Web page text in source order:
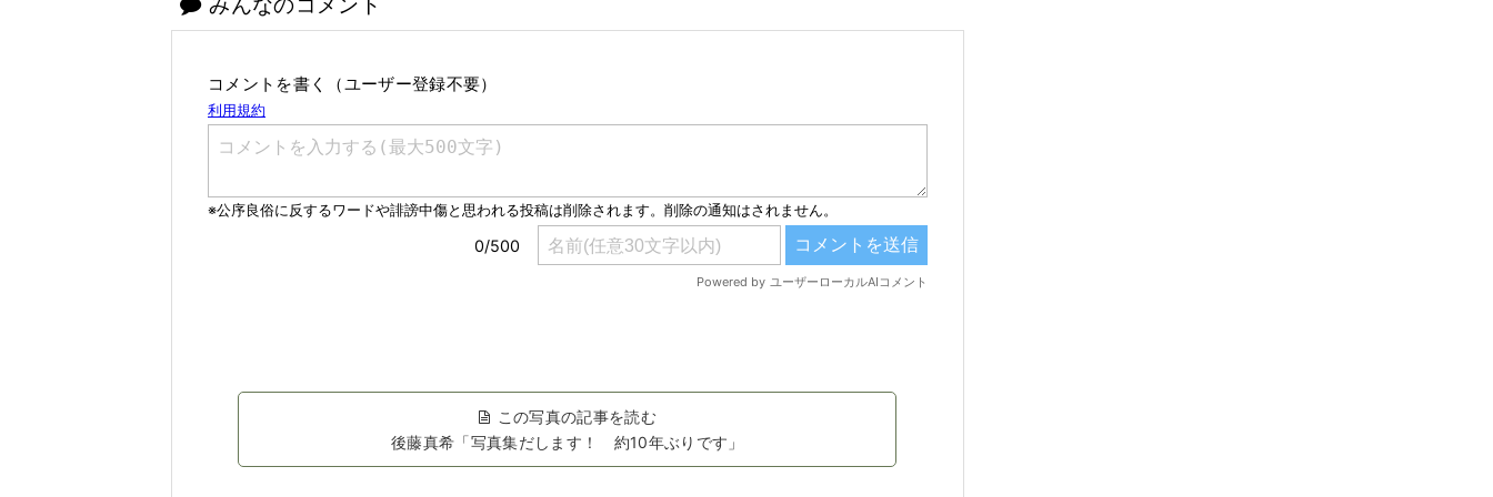
コメントを書く（ユーザー登録不要）
この写真の記事を読む
後藤真希「写真集だします！ 約10年ぶりです」